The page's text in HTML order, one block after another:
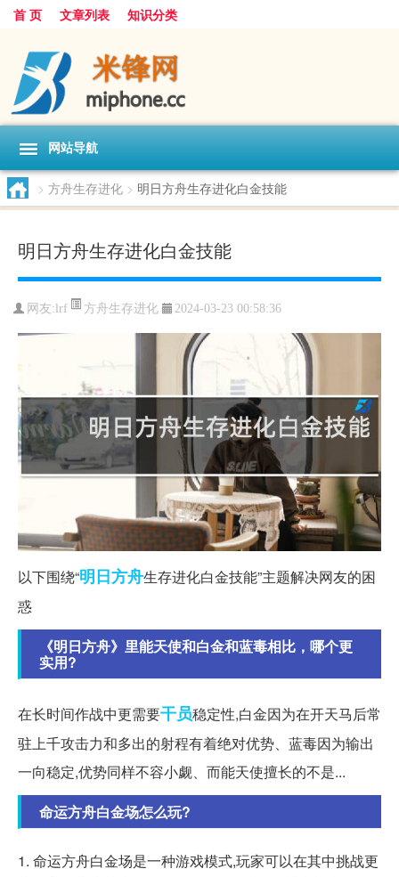
首 页 文章列表 知识分类
网站导航
> 方舟生存进化 > 明日方舟生存进化白金技能
明日方舟生存进化白金技能
网友: lrf 方舟生存进化 2024-03-23 00:58:36
以下围绕“明日方舟生存进化白金技能”主题解决网友的困
惑
《明日方舟》里能天使和白金和蓝毒相比，哪个更
实用?
在长时间作战中更需要干员稳定性,白金因为在开天马后常
驻上千攻击力和多出的射程有着绝对优势、蓝毒因为输出
一向稳定,优势同样不容小觑、而能天使擅长的不是...
命运方舟白金场怎么玩?
1. 命运方舟白金场是一种游戏模式,玩家可以在其中挑战更